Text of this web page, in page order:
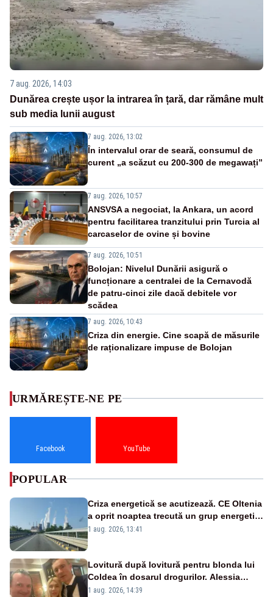
7 aug. 2026, 14:03
Dunărea crește ușor la intrarea în țară, dar rămâne mult
sub media lunii august
7 aug. 2026, 13:02
În intervalul orar de seară, consumul de
curent „a scăzut cu 200-300 de megawați”
7 aug. 2026, 10:57
ANSVSA a negociat, la Ankara, un acord
pentru facilitarea tranzitului prin Turcia al
carcaselor de ovine și bovine
7 aug. 2026, 10:51
Bolojan: Nivelul Dunării asigură o
funcționare a centralei de la Cernavodă
de patru-cinci zile dacă debitele vor
scădea
7 aug. 2026, 10:43
Criza din energie. Cine scapă de măsurile
de raționalizare impuse de Bolojan
URMĂREȘTE-NE PE
Facebook YouTube
POPULAR
Criza energetică se acutizează. CE Oltenia
a oprit noaptea trecută un grup energetic
de la Rovinari
1 aug. 2026, 13:41
Lovitură după lovitură pentru blonda lui
Coldea în dosarul drogurilor. Alessia
Păcuraru explică decizia magistraților
1 aug. 2026, 14:39